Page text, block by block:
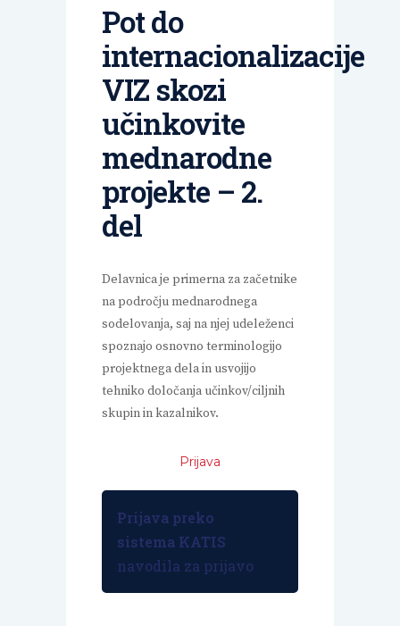
Pot do
internacionalizacije
VIZ skozi
učinkovite
mednarodne
projekte – 2.
del
Delavnica je primerna za začetnike
na področju mednarodnega
sodelovanja, saj na njej udeleženci
spoznajo osnovno terminologijo
projektnega dela in usvojijo
tehniko določanja učinkov/ciljnih
skupin in kazalnikov.
Prijava
Prijava preko
sistema KATIS
navodila za prijavo